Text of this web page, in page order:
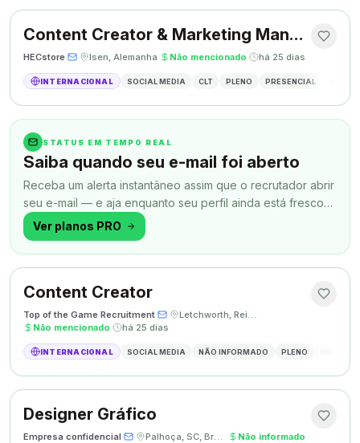
Content Creator & Marketing Manager
HECstore· · Isen, Alemanha· Não mencionado· há 25 dias
INTERNACIONAL SOCIAL MEDIA CLT PLENO PRESENCIAL
STATUS EM TEMPO REAL
Saiba quando seu e-mail foi aberto
Receba um alerta instantâneo assim que o recrutador abrir
seu e-mail — e aja enquanto seu perfil ainda está fresco
na memória.
Ver planos PRO
Content Creator
Top of the Game Recruitment· · Letchworth, Reino Unido ·
Não mencionado· há 25 dias
INTERNACIONAL SOCIAL MEDIA NÃO INFORMADO PLENO
Designer Gráfico
Empresa confidencial· · Palhoça, SC, Brasil · Não informado·